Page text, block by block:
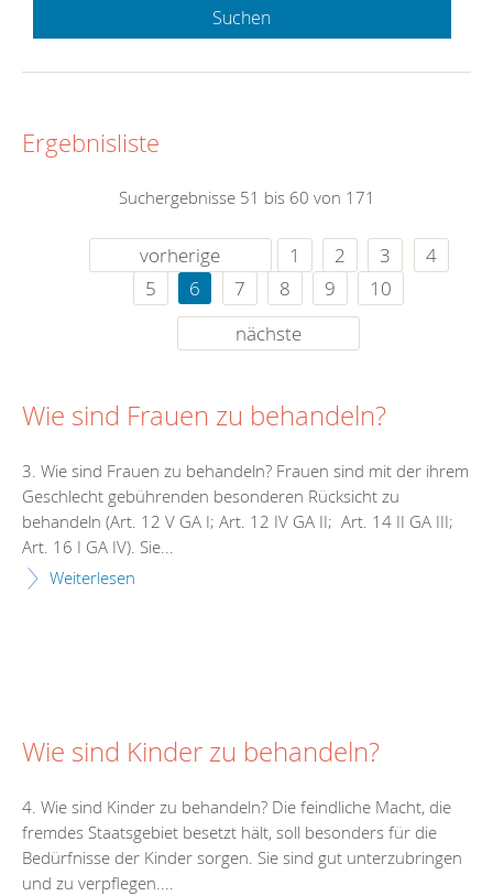
Suchen
Ergebnisliste
Suchergebnisse 51 bis 60 von 171
vorherige 1 2 3
4
5
6 7 8 9
10
nächste
Wie sind Frauen zu behandeln?
3. Wie sind Frauen zu behandeln? Frauen sind mit der ihrem
Geschlecht gebührenden besonderen Rücksicht zu
behandeln (Art. 12 V GA I; Art. 12 IV GA II; Art. 14 II GA III;
Art. 16 I GA IV). Sie...
Weiterlesen
Wie sind Kinder zu behandeln?
4. Wie sind Kinder zu behandeln? Die feindliche Macht, die
fremdes Staatsgebiet besetzt hält, soll besonders für die
Bedürfnisse der Kinder sorgen. Sie sind gut unterzubringen
und zu verpflegen....